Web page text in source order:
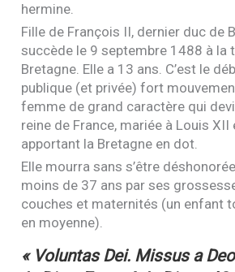
hermine.
Fille de François II, dernier duc de
succède le 9 septembre 1488 à la
Bretagne. Elle a 13 ans. C’est le
publique (et privée) fort
femme de grand caractère qui
reine de France, mariée à LouisXII
apportant la Bretagne en dot.
Elle mourra sans s’être
moins de 37 ans par ses
couches et maternités (un enfant
en moyenne).
« Voluntas Dei. Missus a